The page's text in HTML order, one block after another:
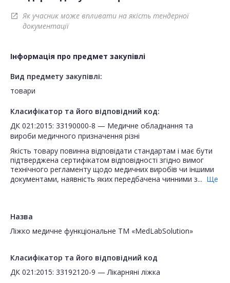
open_in_new
Як учасник може впливати на якість тендерної
документації
Інформація про предмет закупівлі
Вид предмету закупівлі:
товари
Класифікатор та його відповідний код:
ДК 021:2015: 33190000-8 — Медичне обладнання та
вироби медичного призначення різні
Якість товару повинна відповідати стандартам і має бути
підтверджена сертифікатом відповідності згідно вимог
технічного регламенту щодо медичних виробів чи іншими
документами, наявність яких передбачена чинними з... Ще
Назва
Ліжко медичне функціональне TM «MedLabSolution»
Класифікатор та його відповідний код
ДК 021:2015: 33192120-9 — Лікарняні ліжка